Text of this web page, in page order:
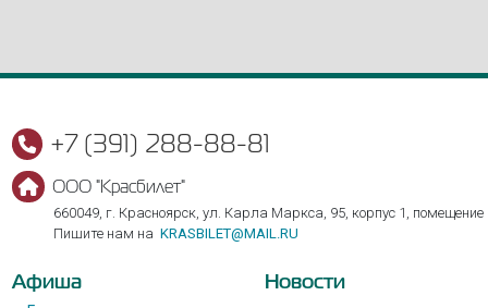
+7 (391) 288-88-81
ООО "Красбилет"
660049, г. Красноярск, ул. Карла Маркса, 95, корпус 1, помещение
Пишите нам на KRASBILET@MAIL.RU
Афиша Новости